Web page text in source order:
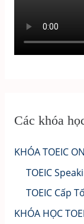
Các khóa
KHÓA TOEIC
TOEIC
TOEIC Cấp
KHÓA HỌC